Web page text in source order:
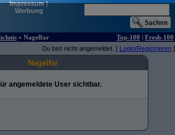
Impressum|
Werbung
» Nagelfar Top-100 | Fresh-100
Du bist nicht angemeldet. [ Login/Registrieren ]
Nagelfar
angemeldete User sichtbar.